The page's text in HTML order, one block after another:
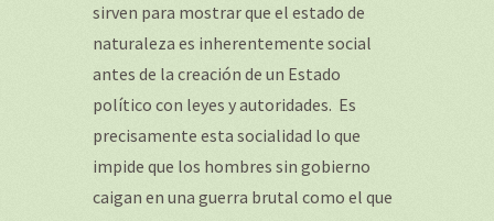
sirven para mostrar que el estado de
naturaleza es inherentemente social
antes de la creación de un Estado
político con leyes y autoridades. Es
precisamente esta socialidad lo que
impide que los hombres sin gobierno
caigan en una guerra brutal como el que